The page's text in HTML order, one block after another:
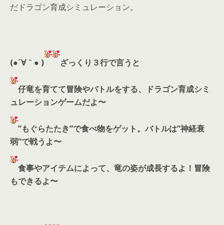
だドラゴン育成シミュレーション。
(●´∀｀● ) ざっくり３行で言うと
仔竜を育てて冒険やバトルをする、ドラゴン育成シミ
ュレーションゲームだよ〜
”もぐらたたき”で食べ物をゲット。バトルは”神経衰
弱”で戦うよ〜
食事やアイテムによって、竜の姿が成長するよ！冒険
もできるよ〜